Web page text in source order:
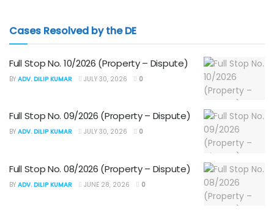
Cases Resolved by the DE
Full Stop No. 10/2026 (Property – Dispute)
BY ADV. DILIP KUMAR JULY 30, 2026 0
Full Stop No. 09/2026 (Property – Dispute)
BY ADV. DILIP KUMAR JULY 30, 2026 0
Full Stop No. 08/2026 (Property – Dispute)
BY ADV. DILIP KUMAR JUNE 28, 2026 0